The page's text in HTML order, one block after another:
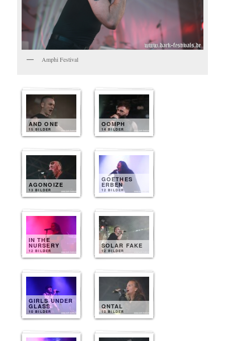
Amphi Festival
AND ONE
15 BILDER
OOMPH
14 BILDER
AGONOIZE
13 BILDER
GOETHES
ERBEN
12 BILDER
IN THE
NURSERY
12 BILDER
SOLAR FAKE
12 BILDER
GIRLS UNDER
GLASS
10 BILDER
QNTAL
10 BILDER